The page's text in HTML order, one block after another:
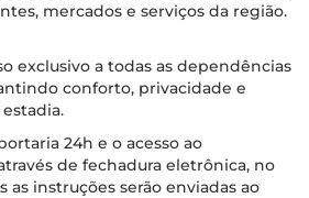
mercados e serviços da região.
exclusivo a todas as dependências
conforto, privacidade e
24h e o acesso ao
de fechadura eletrônica, no
as instruções serão enviadas ao